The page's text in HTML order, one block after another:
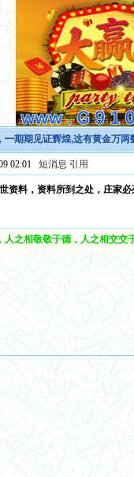
期期见证辉煌,这有黄金万两
02:01 短消息 引用
资料，资料所到之处，庄家
人之相敬敬于德，人之相交